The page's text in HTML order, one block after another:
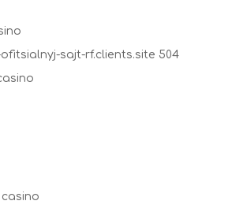
sajt-rf.clients.site 504
casino